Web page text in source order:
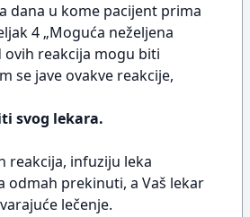
dana u kome pacijent prima
4 „Moguća neželjena
ovih reakcija mogu biti
se jave ovakve reakcije,
svog lekara.
reakcija, infuziju leka
odmah prekinuti, a Vaš lekar
lečenje.